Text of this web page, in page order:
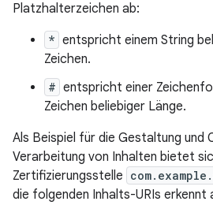
Platzhalterzeichen ab:
* entspricht einem String
Zeichen.
# entspricht einer
Zeichen beliebiger Länge.
Als Beispiel für die Gestaltung und
Verarbeitung von Inhalten bietet
Zertifizierungsstelle
die folgenden Inhalts-URIs erkennt